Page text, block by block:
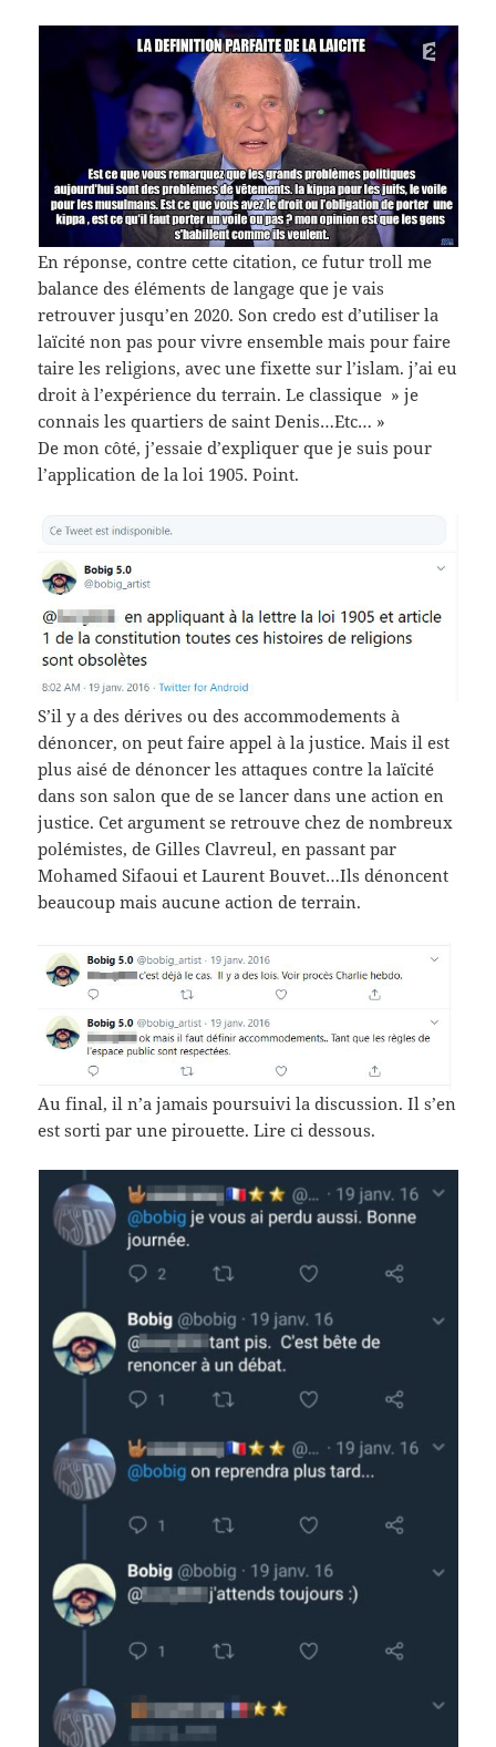
En réponse, contre cette citation, ce futur troll me
balance des éléments de langage que je vais
retrouver jusqu’en 2020. Son credo est d’utiliser la
laïcité non pas pour vivre ensemble mais pour faire
taire les religions, avec une fixette sur l’islam. j’ai eu
droit à l’expérience du terrain. Le classique » je
connais les quartiers de saint Denis…Etc… »
De mon côté, j’essaie d’expliquer que je suis pour
l’application de la loi 1905. Point.
S’il y a des dérives ou des accommodements à
dénoncer, on peut faire appel à la justice. Mais il est
plus aisé de dénoncer les attaques contre la laïcité
dans son salon que de se lancer dans une action en
justice. Cet argument se retrouve chez de nombreux
polémistes, de Gilles Clavreul, en passant par
Mohamed Sifaoui et Laurent Bouvet…Ils dénoncent
beaucoup mais aucune action de terrain.
Au final, il n’a jamais poursuivi la discussion. Il s’en
est sorti par une pirouette. Lire ci dessous.